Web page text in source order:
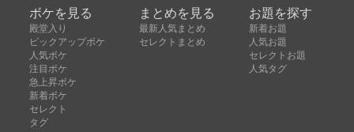
ボケを見る
殿堂入り
ピックアップボケ
人気ボケ
注目ボケ
急上昇ボケ
新着ボケ
セレクト
タグ
まとめを見る
最新人気まとめ
セレクトまとめ
お題を探す
新着お題
人気お題
セレクトお題
人気タグ